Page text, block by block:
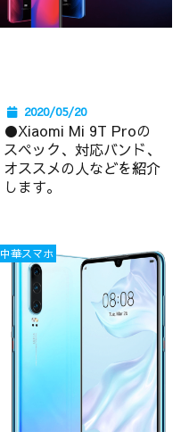
2020/05/20
●Xiaomi Mi 9T Proの
スペック、対応バンド、
オススメの人などを紹介
します。
中華スマホ